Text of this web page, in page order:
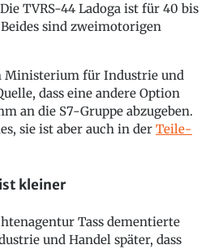
TVRS-44 Ladoga ist für 40 bis
sind zweimotorigen
Ministerium für Industrie und
dass eine andere Option
an die S7-Gruppe abzugeben.
sie ist aber auch in der Teile-
kleiner
Tass dementierte
und Handel später, dass